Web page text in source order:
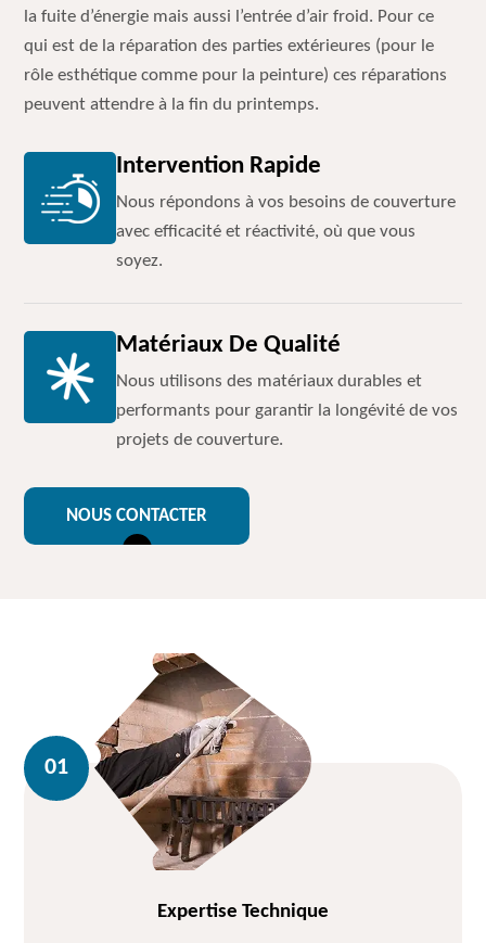
la fuite d’énergie mais aussi l’entrée d’air froid. Pour ce
qui est de la réparation des parties extérieures (pour le
rôle esthétique comme pour la peinture) ces réparations
peuvent attendre à la fin du printemps.
Intervention Rapide
Nous répondons à vos besoins de couverture
avec efficacité et réactivité, où que vous
soyez.
Matériaux De Qualité
Nous utilisons des matériaux durables et
performants pour garantir la longévité de vos
projets de couverture.
NOUS CONTACTER
Expertise Technique